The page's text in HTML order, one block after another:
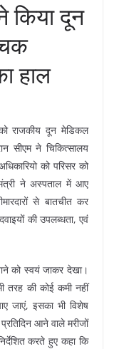
किया दून
हाल
राजकीय दून मेडिकल
सीएम ने चिकित्सालय
को परिसर को
ने अस्पताल में आए
से बातचीत कर
की उपलब्धता, एवं
को स्वयं जाकर देखा।
तरह की कोई कमी नहीं
जाएं, इसका भी विशेष
आने वाले मरीजों
करते हुए कहा कि